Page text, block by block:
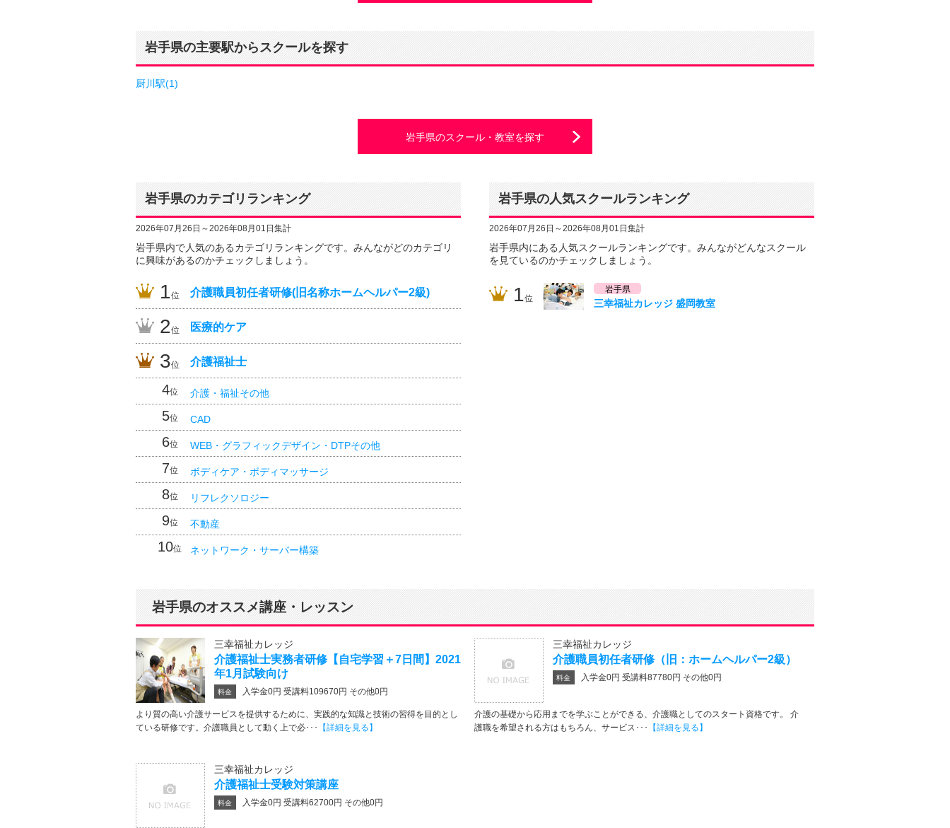
岩手県の主要駅からスクールを探す
厨川駅(1)
岩手県のスクール・教室を探す
岩手県のカテゴリランキング
2026年07月26日～2026年08月01日集計
岩手県内で人気のあるカテゴリランキングです。みんながどのカテゴリ
に興味があるのかチェックしましょう。
1位 介護職員初任者研修(旧名称ホームヘルパー2級)
2位 医療的ケア
3位 介護福祉士
4位 介護・福祉その他
5位 CAD
6位 WEB・グラフィックデザイン・DTPその他
7位 ボディケア・ボディマッサージ
8位 リフレクソロジー
9位 不動産
10位 ネットワーク・サーバー構築
岩手県の人気スクールランキング
2026年07月26日～2026年08月01日集計
岩手県内にある人気スクールランキングです。みんながどんなスクール
を見ているのかチェックしましょう。
1位
岩手県
三幸福祉カレッジ 盛岡教室
岩手県のオススメ講座・レッスン
三幸福祉カレッジ
介護福祉士実務者研修【自宅学習＋7日間】2021
年1月試験向け
料金 入学金0円 受講料109670円 その他0円
より質の高い介護サービスを提供するために、実践的な知識と技術の習得を目的とし
ている研修です。介護職員として動く上で必･･･
【詳細を見る】
三幸福祉カレッジ
介護職員初任者研修（旧：ホームヘルパー2級）
料金 入学金0円 受講料87780円 その他0円
介護の基礎から応用までを学ぶことができる、介護職としてのスタート資格です。 介
護職を希望される方はもちろん、サービス･･･
【詳細を見る】
三幸福祉カレッジ
介護福祉士受験対策講座
料金 入学金0円 受講料62700円 その他0円